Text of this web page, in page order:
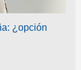
¿opción